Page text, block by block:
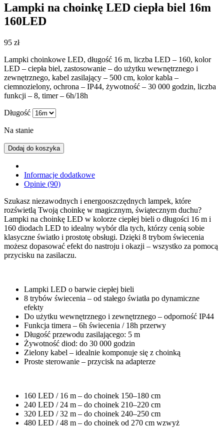
Lampki na choinkę LED ciepła biel 16m
160LED
95 zł
Lampki choinkowe LED, długość 16 m, liczba LED – 160, kolor
LED – ciepła biel, zastosowanie – do użytku wewnętrznego i
zewnętrznego, kabel zasilający – 500 cm, kolor kabla –
ciemnozielony, ochrona – IP44, żywotność – 30 000 godzin, liczba
funkcji – 8, timer – 6h/18h
Długość
Na stanie
Dodaj do koszyka
Informacje dodatkowe
Opinie (90)
Szukasz niezawodnych i energooszczędnych lampek, które
rozświetlą Twoją choinkę w magicznym, świątecznym duchu?
Lampki na choinkę LED w kolorze ciepłej bieli o długości 16 m i
160 diodach LED to idealny wybór dla tych, którzy cenią sobie
klasyczne światło i prostotę obsługi. Dzięki 8 trybom świecenia
możesz dopasować efekt do nastroju i okazji – wszystko za pomocą
przycisku na zasilaczu.
Lampki LED o barwie ciepłej bieli
8 trybów świecenia – od stałego światła po dynamiczne
efekty
Do użytku wewnętrznego i zewnętrznego – odporność IP44
Funkcja timera – 6h świecenia / 18h przerwy
Długość przewodu zasilającego: 5 m
Żywotność diod: do 30 000 godzin
Zielony kabel – idealnie komponuje się z choinką
Proste sterowanie – przycisk na adapterze
160 LED / 16 m – do choinek 150–180 cm
240 LED / 24 m – do choinek 210–220 cm
320 LED / 32 m – do choinek 240–250 cm
480 LED / 48 m – do choinek od 270 cm wzwyż